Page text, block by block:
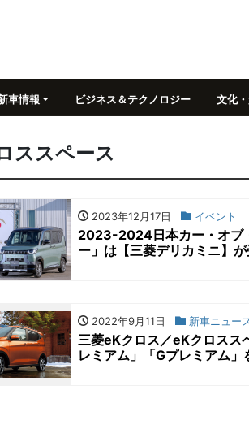
車情報 ビジネス＆テクノロジー 文化
ススペース
2023年12月17日 イベント
2023-2024日本カー・オブ
ー」は【三菱デリカミニ】
2022年9月11日 新車ニュー
三菱eKクロス／eKクロスス
レミアム」「Gプレミアム」